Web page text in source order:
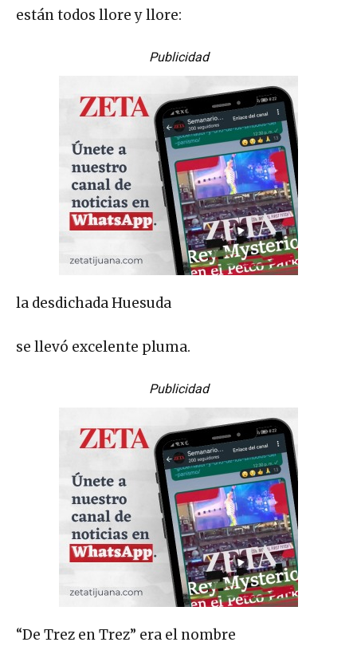
están todos llore y llore:
Publicidad
la desdichada Huesuda
se llevó excelente pluma.
Publicidad
“De Trez en Trez” era el nombre